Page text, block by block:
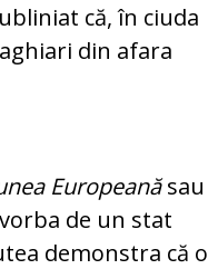
că, în ciuda
din afara
Europeanăsau
de un stat
demonstra că o